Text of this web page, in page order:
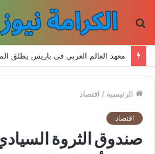
الرئيسية / اقتصاد
اقتصاد
صندوق الثروة